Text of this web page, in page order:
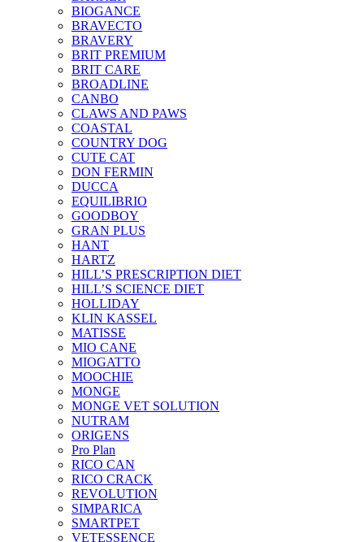
BIOGANCE
BRAVECTO
BRAVERY
BRIT PREMIUM
BRIT CARE
BROADLINE
CANBO
CLAWS AND PAWS
COASTAL
COUNTRY DOG
CUTE CAT
DON FERMIN
DUCCA
EQUILIBRIO
GOODBOY
GRAN PLUS
HANT
HARTZ
HILL’S PRESCRIPTION DIET
HILL’S SCIENCE DIET
HOLLIDAY
KLIN KASSEL
MATISSE
MIO CANE
MIOGATTO
MOOCHIE
MONGE
MONGE VET SOLUTION
NUTRAM
ORIGENS
Pro Plan
RICO CAN
RICO CRACK
REVOLUTION
SIMPARICA
SMARTPET
VETESSENCE